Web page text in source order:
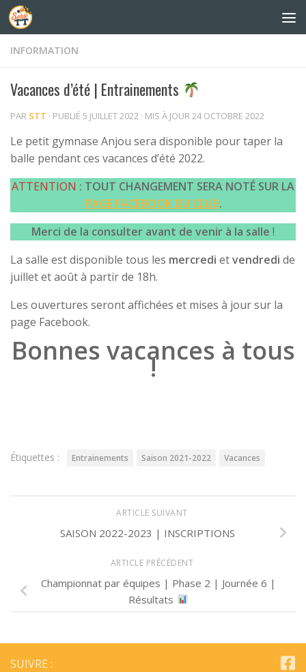
Skip to content
INFORMATION
Vacances d’été | Entrainements
PAR STT · PUBLIÉ 5 JUILLET 2022 · MIS À JOUR24 OCTOBRE 2022
Le petit gymnase Anjou sera disponible pour taper la
balle pendant ces vacances d’été 2022.
ATTENTION : TOUT CHANGEMENT SERA NOTÉ SUR LA
PAGE FACEBOOK DU CLUB.
Merci de la consulter avant de venir à la salle !
La salle est disponible tous les mercredi etvendredi de
juillet et août à partir de 18h.
Les ouvertures seront affichées et mises à jour sur la
page Facebook.
Bonnes vacances à tous
!
Étiquettes : Entrainements Saison 2021-2022 Vacances
ARTICLE SUIVANT
SAISON 2022-2023 | INSCRIPTIONS
ARTICLE PRÉCÉDENT
Championnat par équipes | Phase 2 | Journée 6 |
Résultats
SUIVRE :